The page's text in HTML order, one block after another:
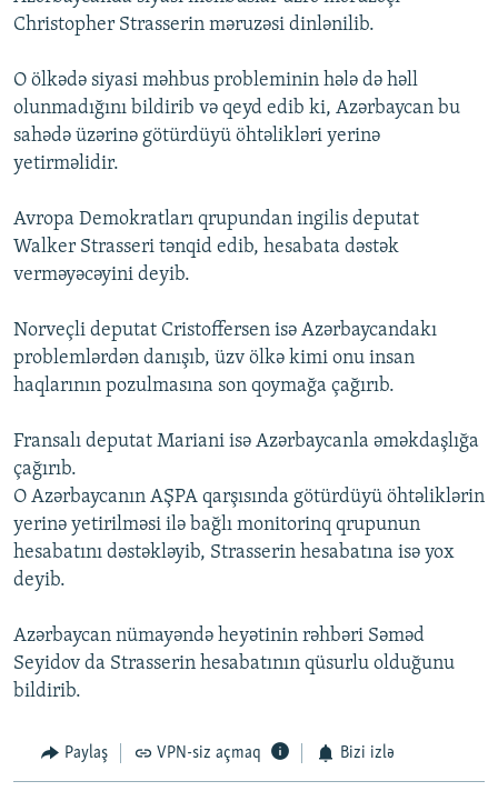
XƏBƏR BÜLLETENLƏRIMIZ
Christopher Strasserin məruzəsi dinlənilib.
O ölkədə siyasi məhbus probleminin hələ də həll
olunmadığını bildirib və qeyd edib ki, Azərbaycan bu
sahədə üzərinə götürdüyü öhtəlikləri yerinə
yetirməlidir.
Avropa Demokratları qrupundan ingilis deputat
Walker Strasseri tənqid edib, hesabata dəstək
verməyəcəyini deyib.
Norveçli deputat Cristoffersen isə Azərbaycandakı
problemlərdən danışıb, üzv ölkə kimi onu insan
haqlarının pozulmasına son qoymağa çağırıb.
Fransalı deputat Mariani isə Azərbaycanla əməkdaşlığa
çağırıb.
O Azərbaycanın AŞPA qarşısında götürdüyü öhtəliklərin
yerinə yetirilməsi ilə bağlı monitorinq qrupunun
hesabatını dəstəkləyib, Strasserin hesabatına isə yox
deyib.
Azərbaycan nümayəndə heyətinin rəhbəri Səməd
Seyidov da Strasserin hesabatının qüsurlu olduğunu
bildirib.
Paylaş VPN-siz açmaq Bizi izlə